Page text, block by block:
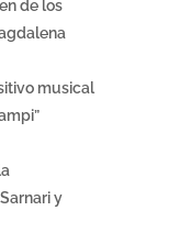
de los
musical
y